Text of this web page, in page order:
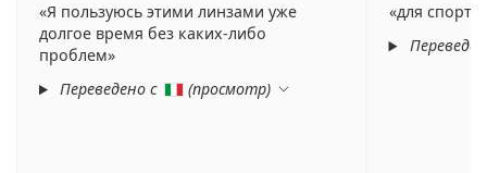
Я пользуюсь этими линзами уже
долгое время без каких-либо
проблем
Переведено с
(просмотр)
для